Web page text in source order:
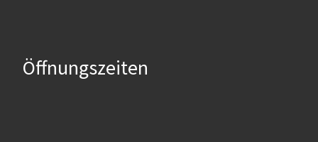
Öffnungszeiten